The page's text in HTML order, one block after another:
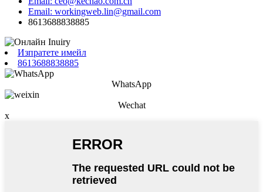
Email: workingweb.lin@gmail.com
8613688838885
Изпратете имейл
8613688838885
WhatsApp
Wechat
x